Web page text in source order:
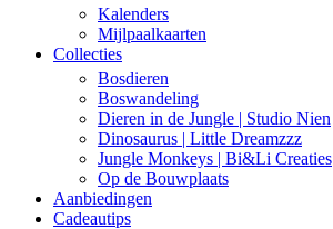
Kalenders
Mijlpaalkaarten
Collecties
Bosdieren
Boswandeling
Dieren in de Jungle | Studio Nien
Dinosaurus | Little Dreamzzz
Jungle Monkeys | Bi&Li Creaties
Op de Bouwplaats
Aanbiedingen
Cadeautips